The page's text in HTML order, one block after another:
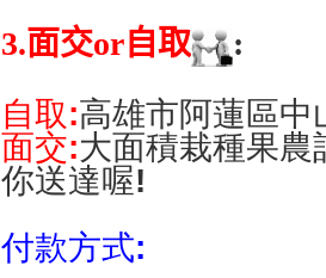
3.面交or自取
:
自取:高雄市阿蓮區中
面交:大面積栽種果
你送達喔!
付款方式: